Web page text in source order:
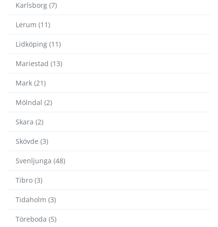
Karlsborg (7)
Lerum (11)
Lidköping (11)
Mariestad (13)
Mark (21)
Mölndal (2)
Skara (2)
Skövde (3)
Svenljunga (48)
Tibro (3)
Tidaholm (3)
Töreboda (5)